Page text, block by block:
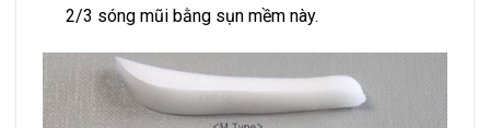
2/3 sóng mũi bằng sụn mềm này.